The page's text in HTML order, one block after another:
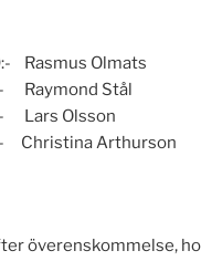
Rasmus Olmats
Stål
Lars Olsson
Arthurson
överenskommelse,